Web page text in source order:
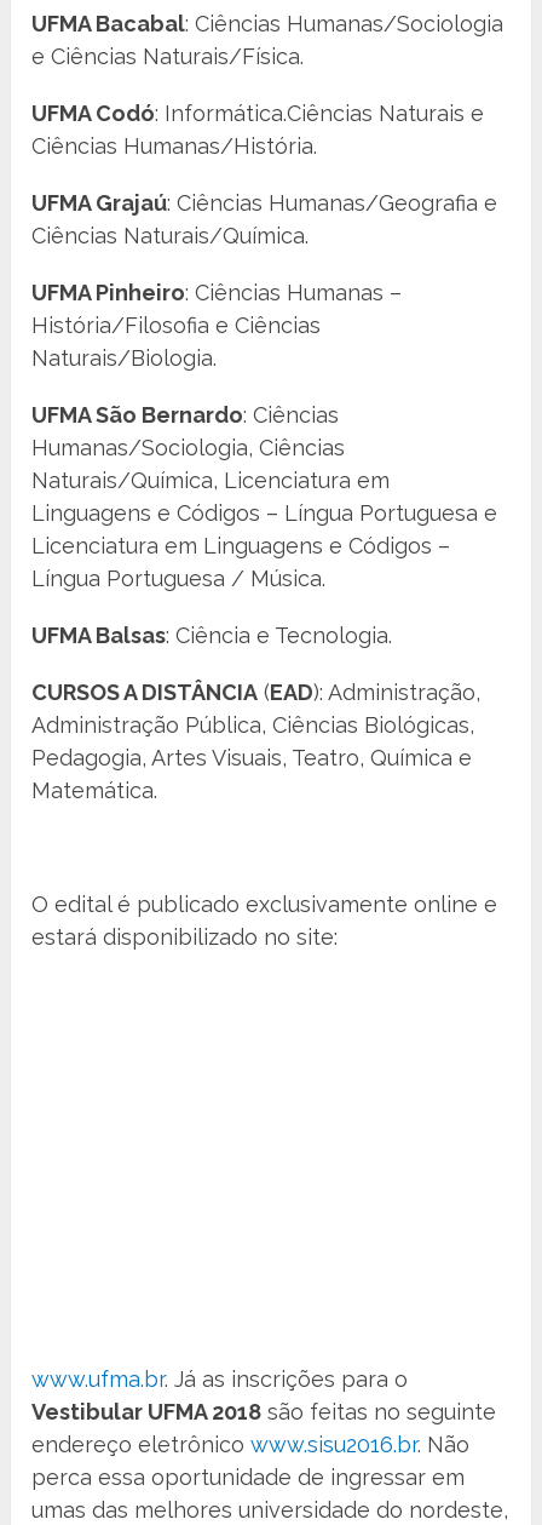
UFMA Bacabal: Ciências Humanas/Sociologia
e Ciências Naturais/Física.
UFMA Codó: Informática.Ciências Naturais e
Ciências Humanas/História.
UFMA Grajaú: Ciências Humanas/Geografia e
Ciências Naturais/Química.
UFMA Pinheiro: Ciências Humanas –
História/Filosofia e Ciências
Naturais/Biologia.
UFMA São Bernardo: Ciências
Humanas/Sociologia, Ciências
Naturais/Química, Licenciatura em
Linguagens e Códigos – Língua Portuguesa e
Licenciatura em Linguagens e Códigos –
Língua Portuguesa / Música.
UFMA Balsas: Ciência e Tecnologia.
CURSOS A DISTÂNCIA (EAD): Administração,
Administração Pública, Ciências Biológicas,
Pedagogia, Artes Visuais, Teatro, Química e
Matemática.
O edital é publicado exclusivamente online e
estará disponibilizado no site:
www.ufma.br. Já as inscrições para o
Vestibular UFMA 2018 são feitas no seguinte
endereço eletrônicowww.sisu2016.br. Não
perca essa oportunidade de ingressar em
umas das melhores universidade do nordeste,